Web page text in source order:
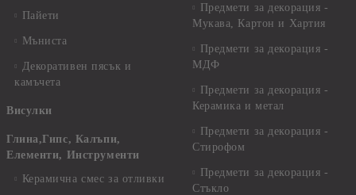
Пайети
Мъниста
Декоративен пясък и
камъчета
Висулки
Глина,Гипс, Калъпи,
Елементи, Инструменти
Керамична смес за отливки
Предмети за декорация -
Мукава, Картон и Хартия
Предмети за декорация -
МДФ
Предмети за декорация -
Керамика и метал
Предмети за декорация -
Стирофом
Предмети за декорация -
Стъкло